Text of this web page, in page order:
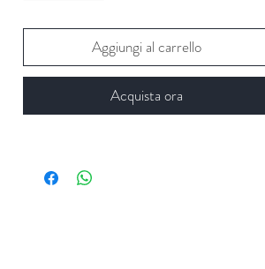
Aggiungi al carrello
Acquista ora